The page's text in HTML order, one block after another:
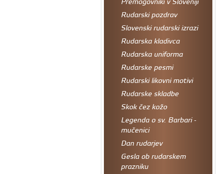
Premogovniki v Sloveniji
Rudarski pozdrav
Slovenski rudarski izrazi
Rudarska kladivca
Rudarska uniforma
Rudarske pesmi
Rudarski likovni motivi
Rudarske skladbe
Skok čez kožo
Legenda o sv. Barbari -
mučenici
Dan rudarjev
Gesla ob rudarskem
prazniku